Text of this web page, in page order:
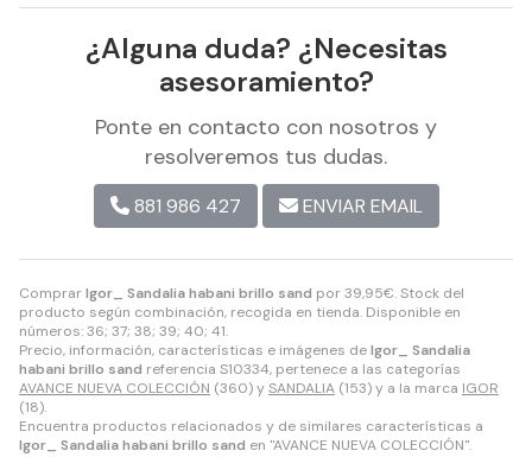
ComprarIgor_ Sandalia habani brillo sand por39,95€. Stock del
producto según combinación, recogida en tienda. Disponible en
números: 36; 37; 38; 39; 40; 41.
Precio, información, características e imágenes deIgor_ Sandalia
habani brillo sand referencia S10334, pertenece a las categorías
AVANCE NUEVA COLECCIÓN (360) y SANDALIA (153) y a la marca IGOR
(18).
Encuentra productos relacionados y de similares características a
Igor_ Sandalia habani brillo sand en "AVANCE NUEVA COLECCIÓN".
¿Alguna duda? ¿Necesitas
asesoramiento?
Ponte en contacto con nosotros y
resolveremos tus dudas.
881 986 427 ENVIAR EMAIL